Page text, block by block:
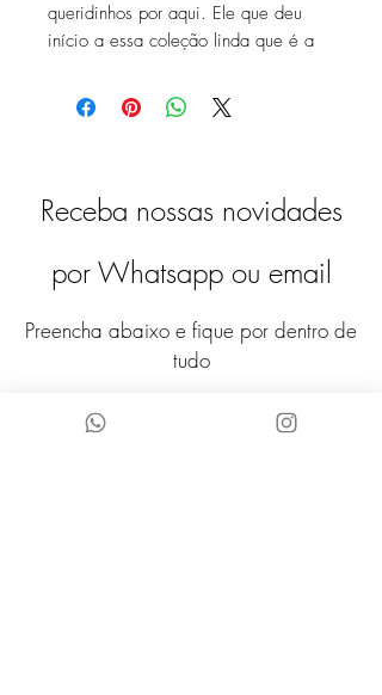
queridinhos por aqui. Ele que deu
início a essa coleção linda que é a
murano, ele traz cor e criatividade
para o seu look.
micanças de murano e metais na cor
Receba nossas novidades
por Whatsapp ou email
Preencha abaixo e fique por dentro de
tudo